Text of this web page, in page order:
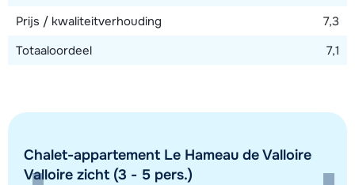
Prijs / kwaliteitverhouding
7,3
Totaaloordeel
7,1
Chalet-appartement Le Hameau de Valloire
Valloire zicht (3 - 5 pers.)